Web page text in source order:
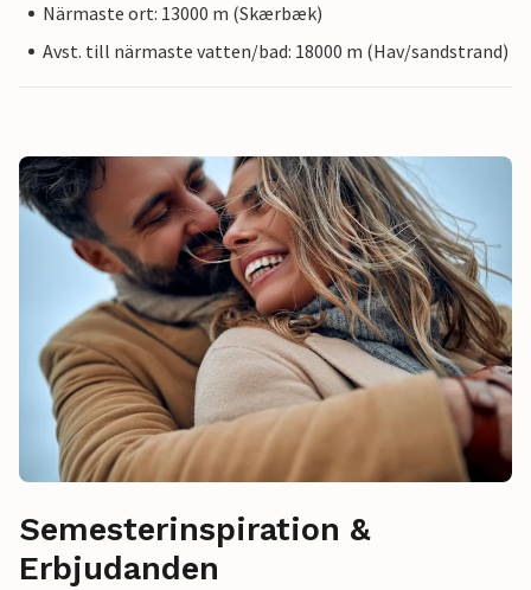
Närmaste ort: 13000 m (Skærbæk)
Avst. till närmaste vatten/bad: 18000 m (Hav/sandstrand)
Semesterinspiration &
Erbjudanden